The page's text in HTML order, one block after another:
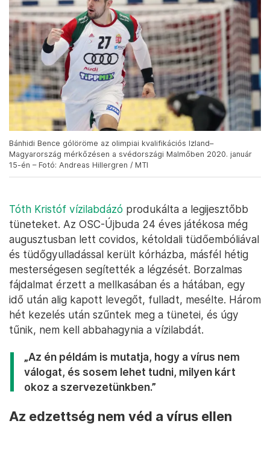
Bánhidi Bence gólöröme az olimpiai kvalifikációs Izland–
Magyarország mérkőzésen a svédországi Malmőben 2020. január
15-én – Fotó: Andreas Hillergren / MTI
Tóth Kristóf vízilabdázó produkálta a legijesztőbb
tüneteket. Az OSC-Újbuda 24 éves játékosa még
augusztusban lett covidos, kétoldali tüdőembóliával
és tüdőgyulladással került kórházba, másfél hétig
mesterségesen segítették a légzését. Borzalmas
fájdalmat érzett a mellkasában és a hátában, egy
idő után alig kapott levegőt, fulladt, mesélte. Három
hét kezelés után szűntek meg a tünetei, és úgy
tűnik, nem kell abbahagynia a vízilabdát.
„Az én példám is mutatja, hogy a vírus nem
válogat, és sosem lehet tudni, milyen kárt
okoz a szervezetünkben.”
Az edzettség nem véd a vírus ellen